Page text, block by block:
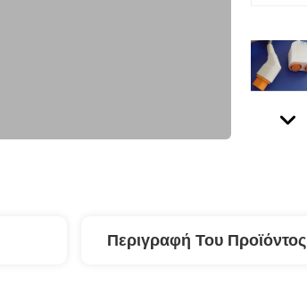
Περιγραφή Του Προϊόντος